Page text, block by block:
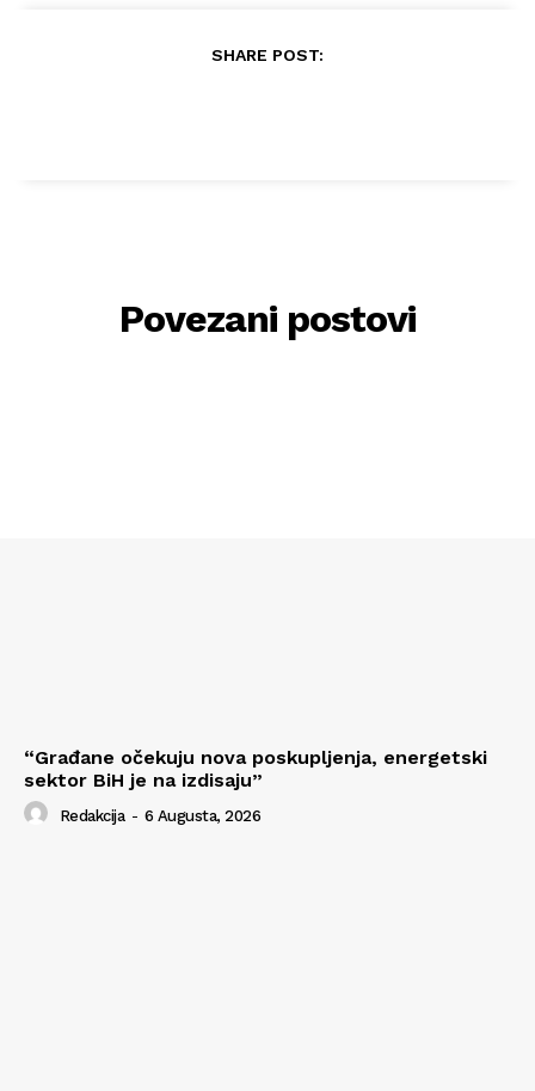
SHARE POST:
Povezani postovi
“Građane očekuju nova poskupljenja, energetski
sektor BiH je na izdisaju”
Redakcija - 6 Augusta, 2026